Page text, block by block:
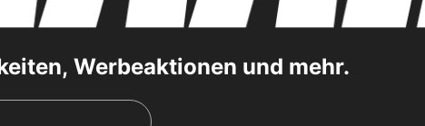
Werbeaktionen und mehr.